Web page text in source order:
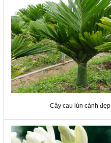
Cây cau lùn cảnh đẹp